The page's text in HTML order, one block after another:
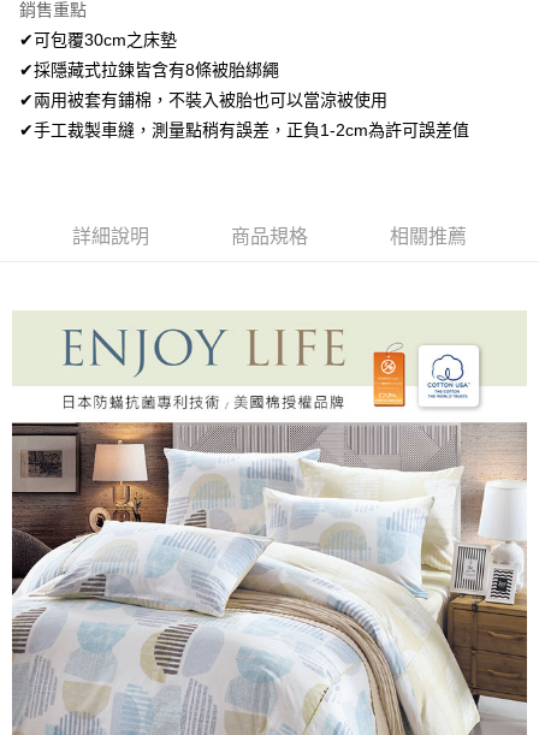
相關說明
AFTEE先享後付是「在收到商品之後才付款」的支付方式。 讓您購物簡單
便利好安心！
１．簡單：不需註冊會員、不需綁卡、不需儲值。
２．便利：只要手機號碼，簡訊認證，即可結帳。
１．於結帳方式選擇「AFTEE先享後付」後，將跳轉至「AFTEE先享後付」
結帳頁面，進行簡訊認證並確認金額後，即可完成結帳。
ATM／網路銀行／等多元方式進行付款，方視為交易完成。
※ 請注意：結帳手續完成當下不需立刻繳費，但若您需要取消訂單，請聯絡
購買商品的店家。未經商家同意取消之訂單仍視為有效，需透過AFTEE先享
後付繳納相關費用。
※ 交易是否成功請以「AFTEE先享後付 」之結帳頁面顯示為準，若有關於
是否繳費成功／繳費後需取消欲退款等相關疑問，請聯繫「AFTEE先享後付
客戶支援中心」https://netprotections.freshdesk.com/support/home
【注意事項】
１．透過由恩沛科技股份有限公司提供之「AFTEE先享後付」服務完成之交
易，需依本服務之必要範圍內提供個人資料，並將交易相關給付款項請求債
權轉讓予恩沛科技股份有限公司。
２．關於個人資料處理事宜，請瀏覽以下網址：
https://aftee.tw/terms/#terms3
３．未成年的使用者請事先徵得法定代理人或監護人之同意方可使用
「AFTEE先享後付」，若未經同意申辦者引起之損失，本公司不負相關責
任。
４．使用「AFTEE先享後付」時，將依據個別帳號之用戶狀況，依本公司即
時審查核予不同之上限額度；若仍有額度不足之情形，本公司將視審查結果
請求用戶進行身份認證。
ATM付款
運送方式
付款後全家取貨
每筆NT$60，滿NT$499(含以上)免運費
付款後7-11取貨
每筆NT$60，滿NT$499(含以上)免運費
宅配
每筆NT$100，滿NT$499(含以上)免運費
離島宅配
每筆NT$100，滿NT$499(含以上)免運費
銷售重點
✔可包覆30cm之床墊
✔採隱藏式拉鍊皆含有8條被胎綁繩
✔兩用被套有鋪棉，不裝入被胎也可以當涼被使用
✔手工裁製車縫，測量點稍有誤差，正負1-2cm為許可誤差值
詳細說明 商品規格 相關推薦